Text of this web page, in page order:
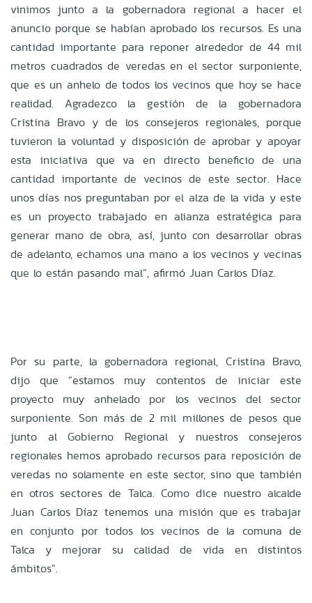
vinimos junto a la gobernadora regional a hacer el
anuncio porque se habían aprobado los recursos. Es una
cantidad importante para reponer alrededor de 44 mil
metros cuadrados de veredas en el sector surponiente,
que es un anhelo de todos los vecinos que hoy se hace
realidad. Agradezco la gestión de la gobernadora
Cristina Bravo y de los consejeros regionales, porque
tuvieron la voluntad y disposición de aprobar y apoyar
esta iniciativa que va en directo beneficio de una
cantidad importante de vecinos de este sector. Hace
unos días nos preguntaban por el alza de la vida y este
es un proyecto trabajado en alianza estratégica para
generar mano de obra, así, junto con desarrollar obras
de adelanto, echamos una mano a los vecinos y vecinas
que lo están pasando mal”, afirmó Juan Carlos Díaz.
Por su parte, la gobernadora regional, Cristina Bravo,
dijo que “estamos muy contentos de iniciar este
proyecto muy anhelado por los vecinos del sector
surponiente. Son más de 2 mil millones de pesos que
junto al Gobierno Regional y nuestros consejeros
regionales hemos aprobado recursos para reposición de
veredas no solamente en este sector, sino que también
en otros sectores de Talca. Como dice nuestro alcalde
Juan Carlos Díaz tenemos una misión que es trabajar
en conjunto por todos los vecinos de la comuna de
Talca y mejorar su calidad de vida en distintos
ámbitos”.